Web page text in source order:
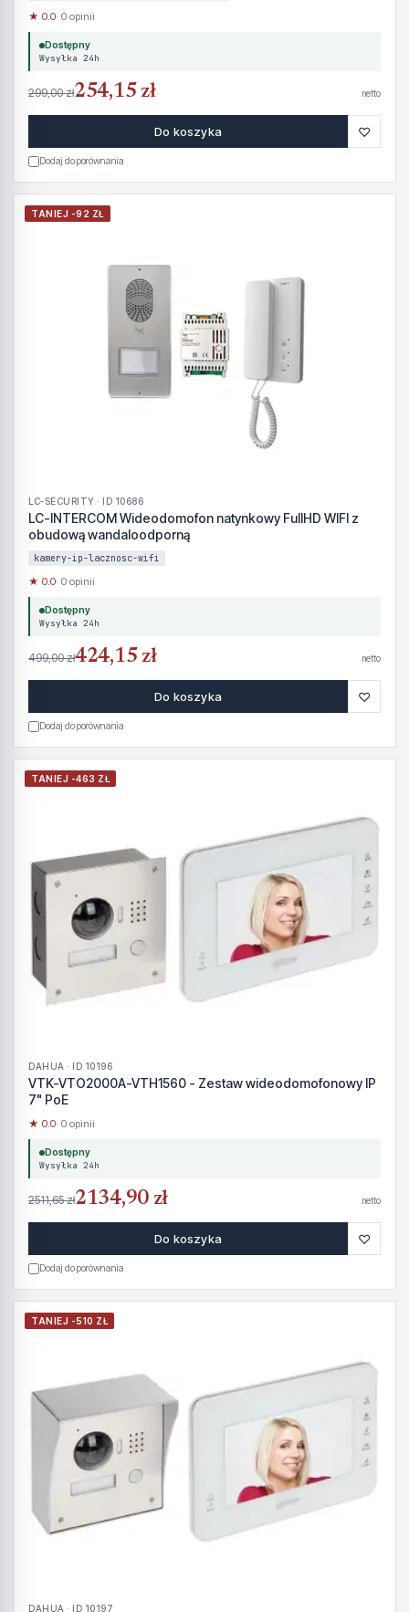
★ 0.0· 0 opinii
Dostępny
Wysyłka 24h
299,00 zł254,15 zł netto
Do koszyka ♡
Dodaj do porównania
TANIEJ -92 ZŁ
LC-SECURITY · ID 10686
LC-INTERCOM Wideodomofon natynkowy FullHD WIFI z
obudową wandaloodporną
kamery-ip-lacznosc-wifi
★ 0.0· 0 opinii
Dostępny
Wysyłka 24h
499,00 zł424,15 zł netto
Do koszyka ♡
Dodaj do porównania
TANIEJ -463 ZŁ
DAHUA · ID 10196
VTK-VTO2000A-VTH1560 - Zestaw wideodomofonowy IP
7" PoE
★ 0.0· 0 opinii
Dostępny
Wysyłka 24h
2511,65 zł2134,90 zł netto
Do koszyka ♡
Dodaj do porównania
TANIEJ -510 ZŁ
DAHUA · ID 10197